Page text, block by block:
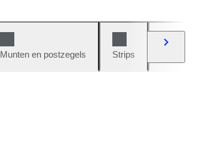
Munten en postzegels Strips